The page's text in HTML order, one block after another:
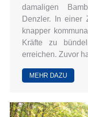
damaligen
Denzler. In einer
knapper
Kräfte zu
erreichen. Zuvor
MEHR DAZU